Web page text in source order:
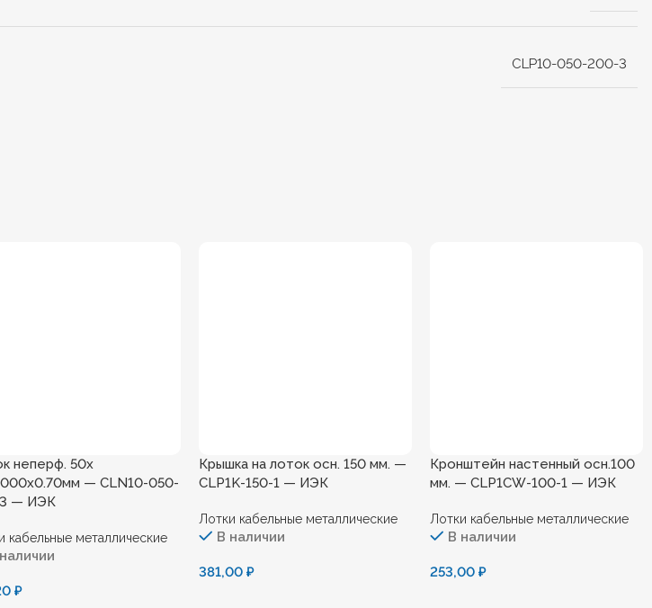
CLP10-050-200-3
неперф. 50х
— CLN10-050-
— ИЭК
кабельные металлические
₽
Крышка на лоток осн. 150 мм. —
CLP1K-150-1 — ИЭК
Лотки кабельные металлические
В наличии
381,00₽
Кронштейн настенный осн.100
мм. — CLP1CW-100-1 — ИЭК
Лотки кабельные металлические
В наличии
253,00₽